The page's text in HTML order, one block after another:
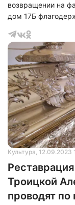
возвращении на
дом 17Б
Культура, 12.09.2023
Троицкой
проводят по